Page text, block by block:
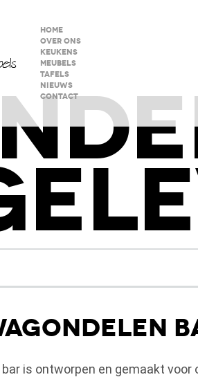
HOME
OVER ONS
KEUKENS
MEUBELS
TAFELS
NIEUWS
CONTACT
is ontworpen en gemaakt voor